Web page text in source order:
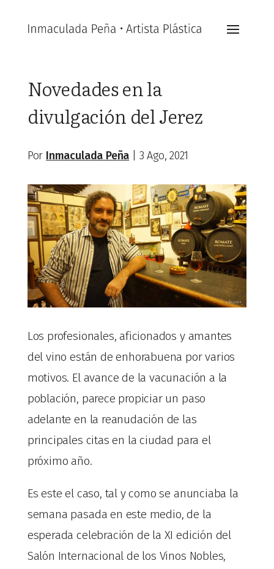
Novedades en la
divulgación del Jerez
Por Inmaculada Peña 3 Ago, 2021
Los profesionales, aficionados y amantes
del vino están de enhorabuena por varios
motivos. El avance de la vacunación a la
población, parece propiciar un paso
adelante en la reanudación de las
principales citas en la ciudad para el
próximo año.
Es este el caso, tal y como se anunciaba la
semana pasada en este medio, de la
esperada celebración de la XI edición del
Salón Internacional de los Vinos Nobles,